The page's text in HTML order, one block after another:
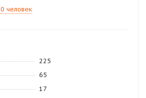
0 человек
225
65
17